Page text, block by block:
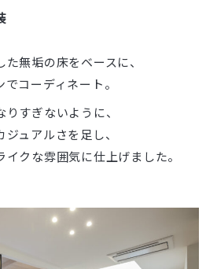
無垢の床をベースに、
コーディネート。
すぎないように、
ュアルさを足し、
クな雰囲気に仕上げました。